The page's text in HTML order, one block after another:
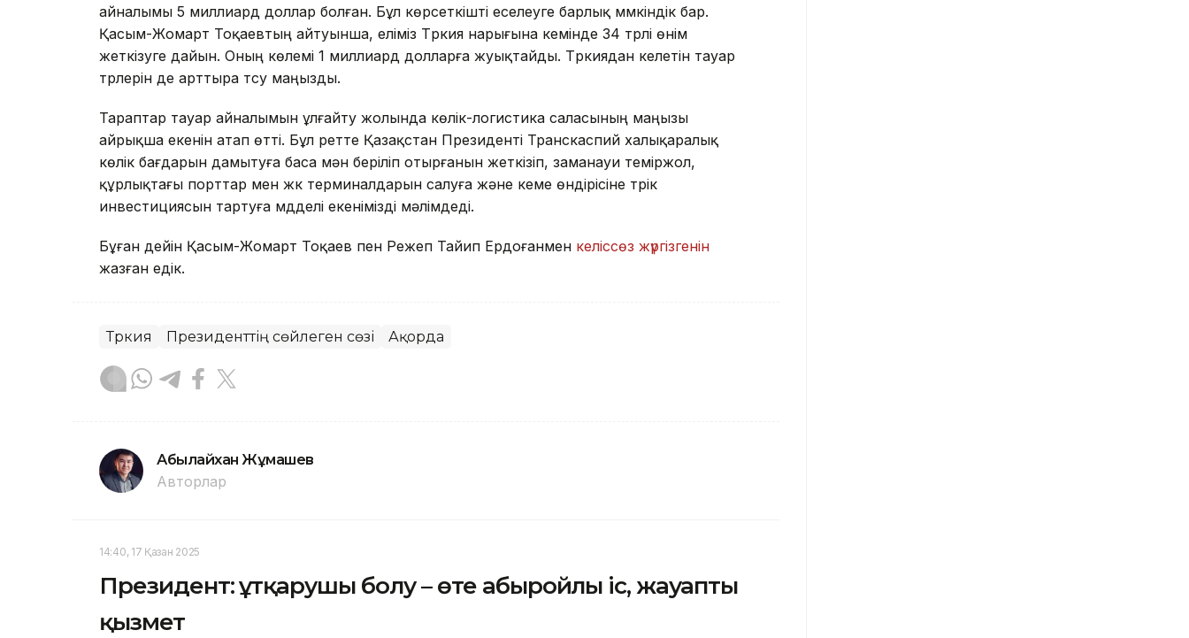
айналымы 5 миллиард доллар болған. Бұл көрсеткішті еселеуге барлық мүмкіндік бар.
Қасым-Жомарт Тоқаевтың айтуынша, еліміз Түркия нарығына кемінде 34 түрлі өнім
жеткізуге дайын. Оның көлемі 1 миллиард долларға жуықтайды. Түркиядан келетін тауар
түрлерін де арттыра түсу маңызды.
Тараптар тауар айналымын ұлғайту жолында көлік-логистика саласының маңызы
айрықша екенін атап өтті. Бұл ретте Қазақстан Президенті Транскаспий халықаралық
көлік бағдарын дамытуға баса мән беріліп отырғанын жеткізіп, заманауи теміржол,
құрлықтағы порттар мен жүк терминалдарын салуға және кеме өндірісіне түрік
инвестициясын тартуға мүдделі екенімізді мәлімдеді.
Бұған дейін Қасым-Жомарт Тоқаев пен Режеп Тайип Ердоғанмен келіссөз жүргізгенін
жазған едік.
Түркия Президенттің сөйлеген сөзі Ақорда
Абылайхан Жұмашев
Авторлар
14:40, 17 Қазан 2025
Президент: Құтқарушы болу – өте абыройлы іс, жауапты
қызмет